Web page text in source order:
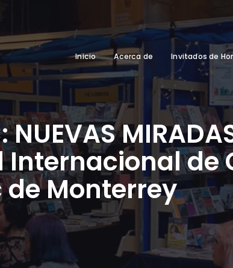
Inicio Acerca de Invitados de
NUEVAS
Internacional
de Monterrey